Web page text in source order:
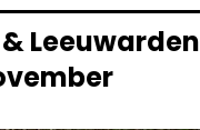
Leeuwarden